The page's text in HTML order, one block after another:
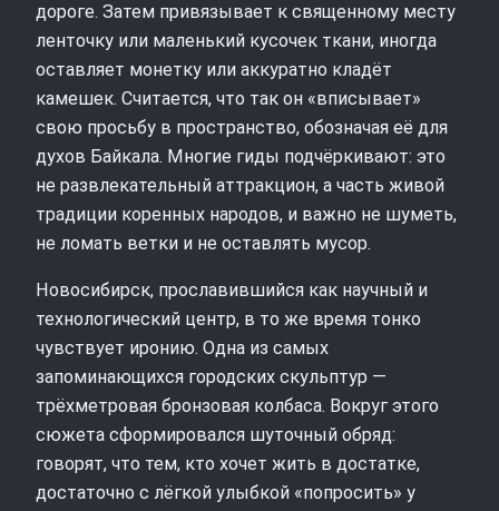
дороге. Затем привязывает к священному месту
ленточку или маленький кусочек ткани, иногда
оставляет монетку или аккуратно кладёт
камешек. Считается, что так он «вписывает»
свою просьбу в пространство, обозначая её для
духов Байкала. Многие гиды подчёркивают: это
не развлекательный аттракцион, а часть живой
традиции коренных народов, и важно не шуметь,
не ломать ветки и не оставлять мусор.
Новосибирск, прославившийся как научный и
технологический центр, в то же время тонко
чувствует иронию. Одна из самых
запоминающихся городских скульптур —
трёхметровая бронзовая колбаса. Вокруг этого
сюжета сформировался шуточный обряд:
говорят, что тем, кто хочет жить в достатке,
достаточно с лёгкой улыбкой «попросить» у